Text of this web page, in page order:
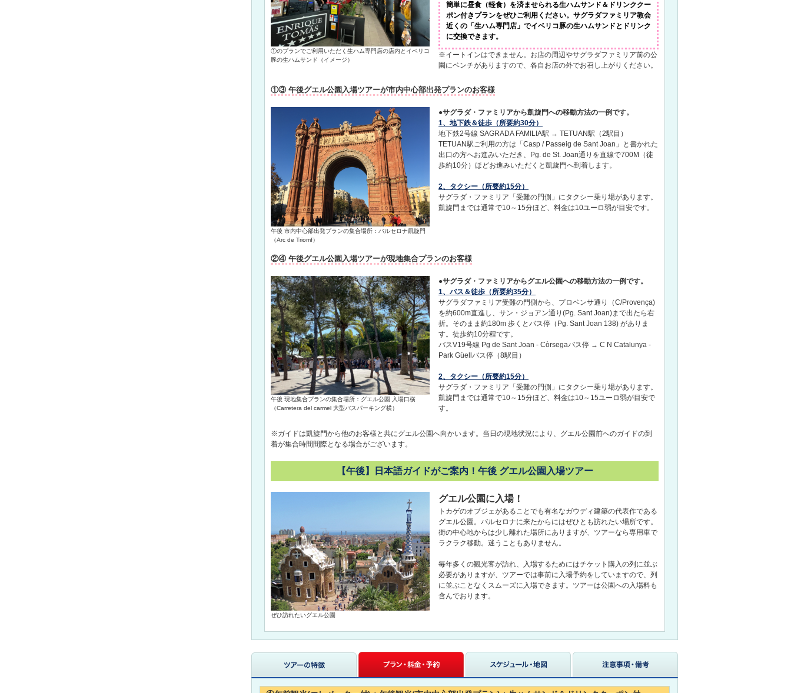
①のプランでご利用いただく生ハム専門店の店内とイベリコ
豚の生ハムサンド（イメージ）
簡単に昼食（軽食）を済ませられる生ハムサンド＆ドリンククー
ポン付きプランをぜひご利用ください。サグラダファミリア教会
近くの「生ハム専門店」でイベリコ豚の生ハムサンドとドリンク
に交換できます。
※イートインはできません。お店の周辺やサグラダファミリア前の公
園にベンチがありますので、各自お店の外でお召し上がりください。
①③ 午後グエル公園入場ツアーが市内中心部出発プランのお客様
午後 市内中心部出発プランの集合場所：バルセロナ凱旋門
（Arc de Triomf）
●サグラダ・ファミリアから凱旋門への移動方法の一例です。
1、地下鉄＆徒歩（所要約30分）
地下鉄2号線 SAGRADA FAMILIA駅 → TETUAN駅（2駅目）
TETUAN駅ご利用の方は「Casp / Passeig de Sant Joan」と書かれた
出口の方へお進みいただき、Pg. de St. Joan通りを直線で700M（徒
歩約10分）ほどお進みいただくと凱旋門へ到着します。
2、タクシー（所要約15分）
サグラダ・ファミリア「受難の門側」にタクシー乗り場があります。
凱旋門までは通常で10～15分ほど、料金は10ユーロ弱が目安です。
②④ 午後グエル公園入場ツアーが現地集合プランのお客様
午後 現地集合プランの集合場所：グエル公園 入場口横
（Carretera del carmel 大型バスパーキング横）
●サグラダ・ファミリアからグエル公園への移動方法の一例です。
1、バス＆徒歩（所要約35分）
サグラダファミリア受難の門側から、プロベンサ通り（C/Provença)
を約600m直進し、サン・ジョアン通り(Pg. Sant Joan)まで出たら右
折。そのまま約180m 歩くとバス停（Pg. Sant Joan 138) がありま
す。徒歩約10分程です。
バスV19号線 Pg de Sant Joan - Còrsegaバス停 → C N Catalunya -
Park Güellバス停（8駅目）
2、タクシー（所要約15分）
サグラダ・ファミリア「受難の門側」にタクシー乗り場があります。
凱旋門までは通常で10～15分ほど、料金は10～15ユーロ弱が目安で
す。
※ガイドは凱旋門から他のお客様と共にグエル公園へ向かいます。当日の現地状況により、グエル公園前へのガイドの到
着が集合時間間際となる場合がございます。
【午後】日本語ガイドがご案内！午後 グエル公園入場ツアー
ぜひ訪れたいグエル公園
グエル公園に入場！
トカゲのオブジェがあることでも有名なガウディ建築の代表作である
グエル公園。バルセロナに来たからにはぜひとも訪れたい場所です。
街の中心地からは少し離れた場所にありますが、ツアーなら専用車で
ラクラク移動。迷うこともありません。
毎年多くの観光客が訪れ、入場するためにはチケット購入の列に並ぶ
必要がありますが、ツアーでは事前に入場予約をしていますので、列
に並ぶことなくスムーズに入場できます。ツアーは公園への入場料も
含んでおります。